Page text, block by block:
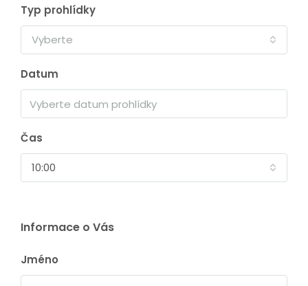
Typ prohlídky
Vyberte
Datum
Čas
10:00
Informace o Vás
Jméno